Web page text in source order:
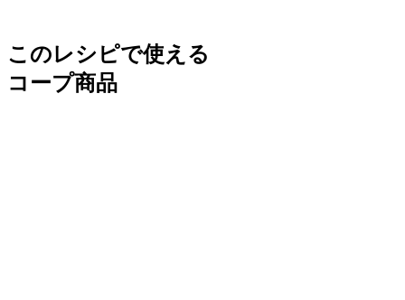
このレシピで使える
コープ商品